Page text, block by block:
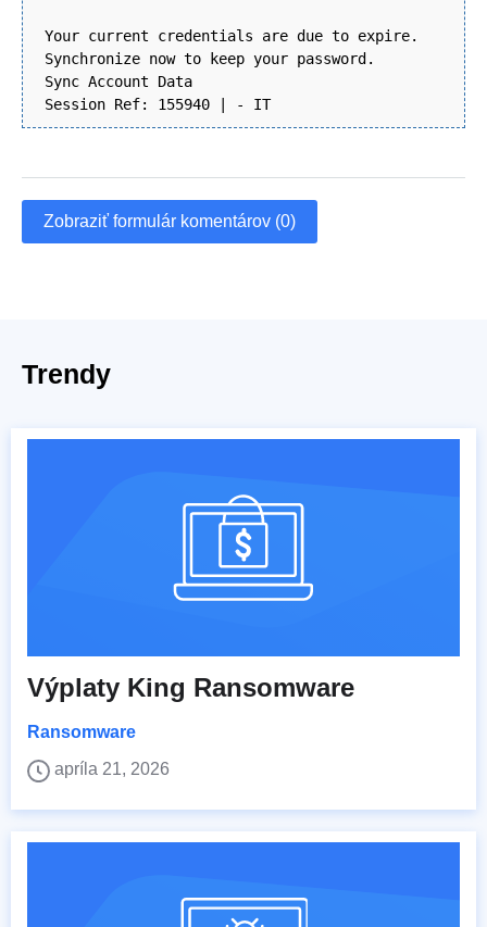
Your current credentials are due to expire.
Synchronize now to keep your password.
Sync Account Data
Session Ref: 155940 | - IT
Zobraziť formulár komentárov (0)
Trendy
Výplaty King Ransomware
Ransomware
apríla 21, 2026